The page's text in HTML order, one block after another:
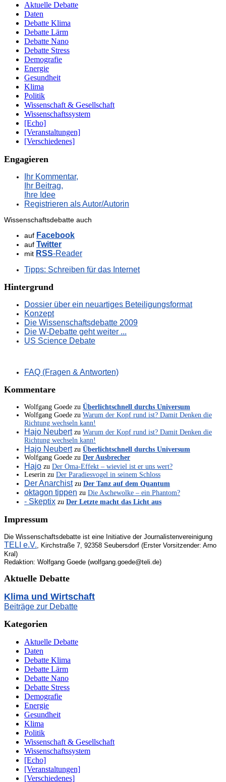
Aktuelle Debatte
Daten
Debatte Klima
Debatte Lärm
Debatte Nano
Debatte Stress
Demografie
Energie
Gesundheit
Klima
Politik
Wissenschaft & Gesellschaft
Wissenschaftssystem
[Echo]
[Veranstaltungen]
[Verschiedenes]
Engagieren
Ihr Kommentar,
Ihr Beitrag,
Ihre Idee
Registrieren als Autor/Autorin
Wissenschaftsdebatte auch
auf Facebook
auf Twitter
mit RSS-Reader
Tipps: Schreiben für das Internet
Hintergrund
Dossier über ein neuartiges Beteiligungsformat
Konzept
Die Wissenschaftsdebatte 2009
Die W-Debatte geht weiter ...
US Science Debate
FAQ (Fragen & Antworten)
Kommentare
Wolfgang Goede zu Überlichtschnell durchs Universum
Wolfgang Goede zu Warum der Kopf rund ist? Damit Denken die
Richtung wechseln kann!
Hajo Neubertzu Warum der Kopf rund ist? Damit Denken die
Richtung wechseln kann!
Hajo Neubertzu Überlichtschnell durchs Universum
Wolfgang Goede zu Der Ausbrecher
Hajo zu Der Oma-Effekt – wieviel ist er uns wert?
Leserin zu Der Paradiesvogel in seinem Schloss
Der Anarchistzu Der Tanz auf dem Quantum
oktagon tippen zu Die Aschewolke – ein Phantom?
- Skeptix zu Der Letzte macht das Licht aus
Impressum
Die Wissenschaftsdebatte ist eine Initiative der Journalistenvereinigung
TELI e.V., Kirchstraße 7, 92358 Seubersdorf (Erster Vorsitzender: Arno
Kral)
Redaktion: Wolfgang Goede (wolfgang.goede@teli.de)
Aktuelle Debatte
Klima und Wirtschaft
Beiträge zur Debatte
Kategorien
Aktuelle Debatte
Daten
Debatte Klima
Debatte Lärm
Debatte Nano
Debatte Stress
Demografie
Energie
Gesundheit
Klima
Politik
Wissenschaft & Gesellschaft
Wissenschaftssystem
[Echo]
[Veranstaltungen]
[Verschiedenes]